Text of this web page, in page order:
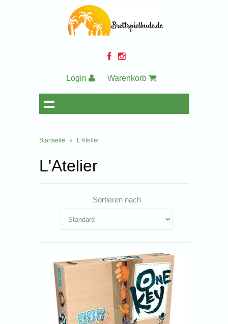
Login Warenkorb
Startseite » L'Atelier
L'Atelier
Sortieren nach